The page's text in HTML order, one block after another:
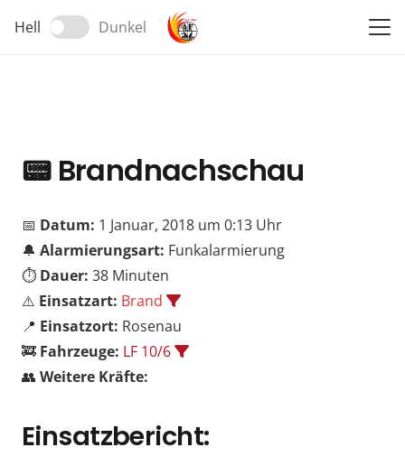
Hell Dunkel
📟Brandnachschau
📅 Datum: 1 Januar, 2018 um 0:13 Uhr
🔔 Alarmierungsart: Funkalarmierung
⏱️ Dauer: 38 Minuten
⚠️ Einsatzart: Brand
📍 Einsatzort: Rosenau
🚒 Fahrzeuge: LF 10/6
👥 Weitere Kräfte:
Einsatzbericht: